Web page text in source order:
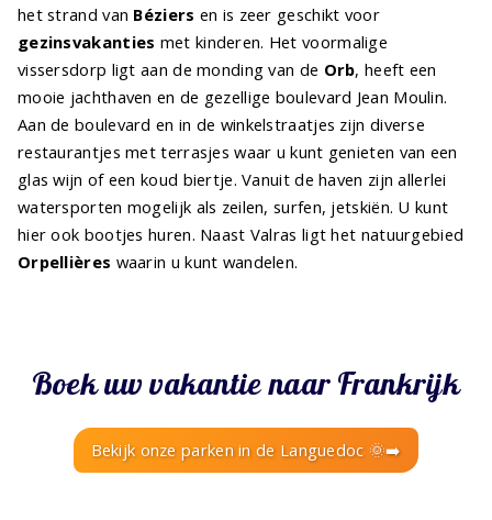
het strand van Béziers en is zeer geschikt voor
gezinsvakanties met kinderen. Het voormalige
vissersdorp ligt aan de monding van de Orb, heeft een
mooie jachthaven en de gezellige boulevard Jean Moulin.
Aan de boulevard en in de winkelstraatjes zijn diverse
restaurantjes met terrasjes waar u kunt genieten van een
glas wijn of een koud biertje. Vanuit de haven zijn allerlei
watersporten mogelijk als zeilen, surfen, jetskiën. U kunt
hier ook bootjes huren. Naast Valras ligt het natuurgebied
Orpellières waarin u kunt wandelen.
Boek uw vakantie naar Frankrijk
Bekijk onze parken in de Languedoc 🌞➡️